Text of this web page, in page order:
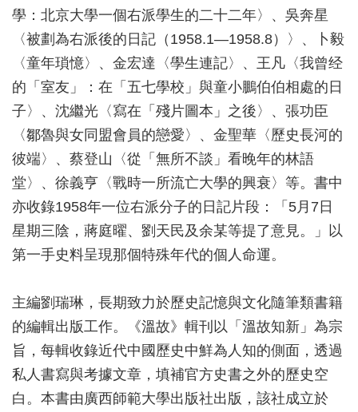
學：北京大學一個右派學生的二十二年〉、吳奔星
〈被劃為右派後的日記（1958.1—1958.8）〉、卜毅
〈童年瑣憶〉、金宏達〈學生連記〉、王凡〈我曾经
的「室友」：在「五七學校」與童小鵬伯伯相處的日
子〉、沈繼光〈寫在「殘片圖本」之後〉、張功臣
〈鄒魯與女同盟會員的戀愛〉、金聖華〈歷史長河的
彼端〉、蔡登山〈從「無所不談」看晚年的林語
堂〉、徐義亨〈戰時一所流亡大學的興衰〉等。書中
亦收錄1958年一位右派分子的日記片段：「5月7日
星期三陰，蔣庭曜、劉天民及余某等提了意見。」以
第一手史料呈現那個特殊年代的個人命運。
主編劉瑞琳，長期致力於歷史記憶與文化隨筆類書籍
的編輯出版工作。《溫故》輯刊以「溫故知新」為宗
旨，每輯收錄近代中國歷史中鮮為人知的側面，透過
私人書寫與考據文章，填補官方史書之外的歷史空
白。本書由廣西師範大學出版社出版，該社成立於